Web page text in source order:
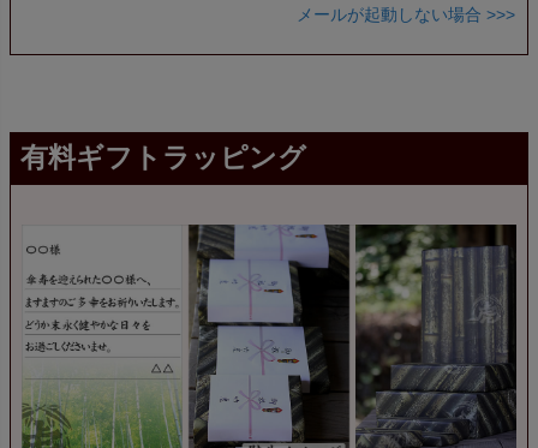
メールが起動しない場合 >>>
有料ギフトラッピング